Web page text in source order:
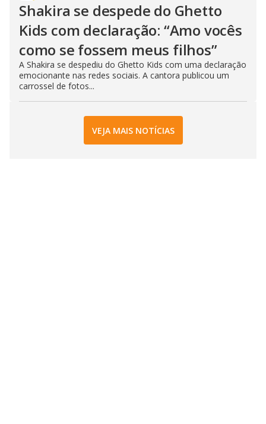
Shakira se despede do Ghetto
Kids com declaração: “Amo vocês
como se fossem meus filhos”
A Shakira se despediu do Ghetto Kids com uma declaração
emocionante nas redes sociais. A cantora publicou um
carrossel de fotos...
VEJA MAIS NOTÍCIAS